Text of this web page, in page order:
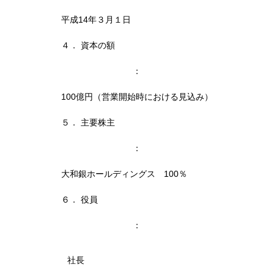
平成14年３月１日
４． 資本の額
：
100億円（営業開始時における見込み）
５． 主要株主
：
大和銀ホールディングス 100％
６． 役員
：
社長